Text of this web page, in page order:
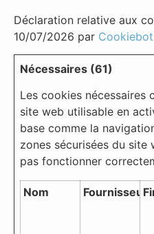
Déclaration relative aux
10/07/2026 par Cookiebot
Nécessaires (61)
Les cookies nécessaires
site web utilisable en
base comme la
zones sécurisées du site
pas fonctionner
Nom Fournisseur